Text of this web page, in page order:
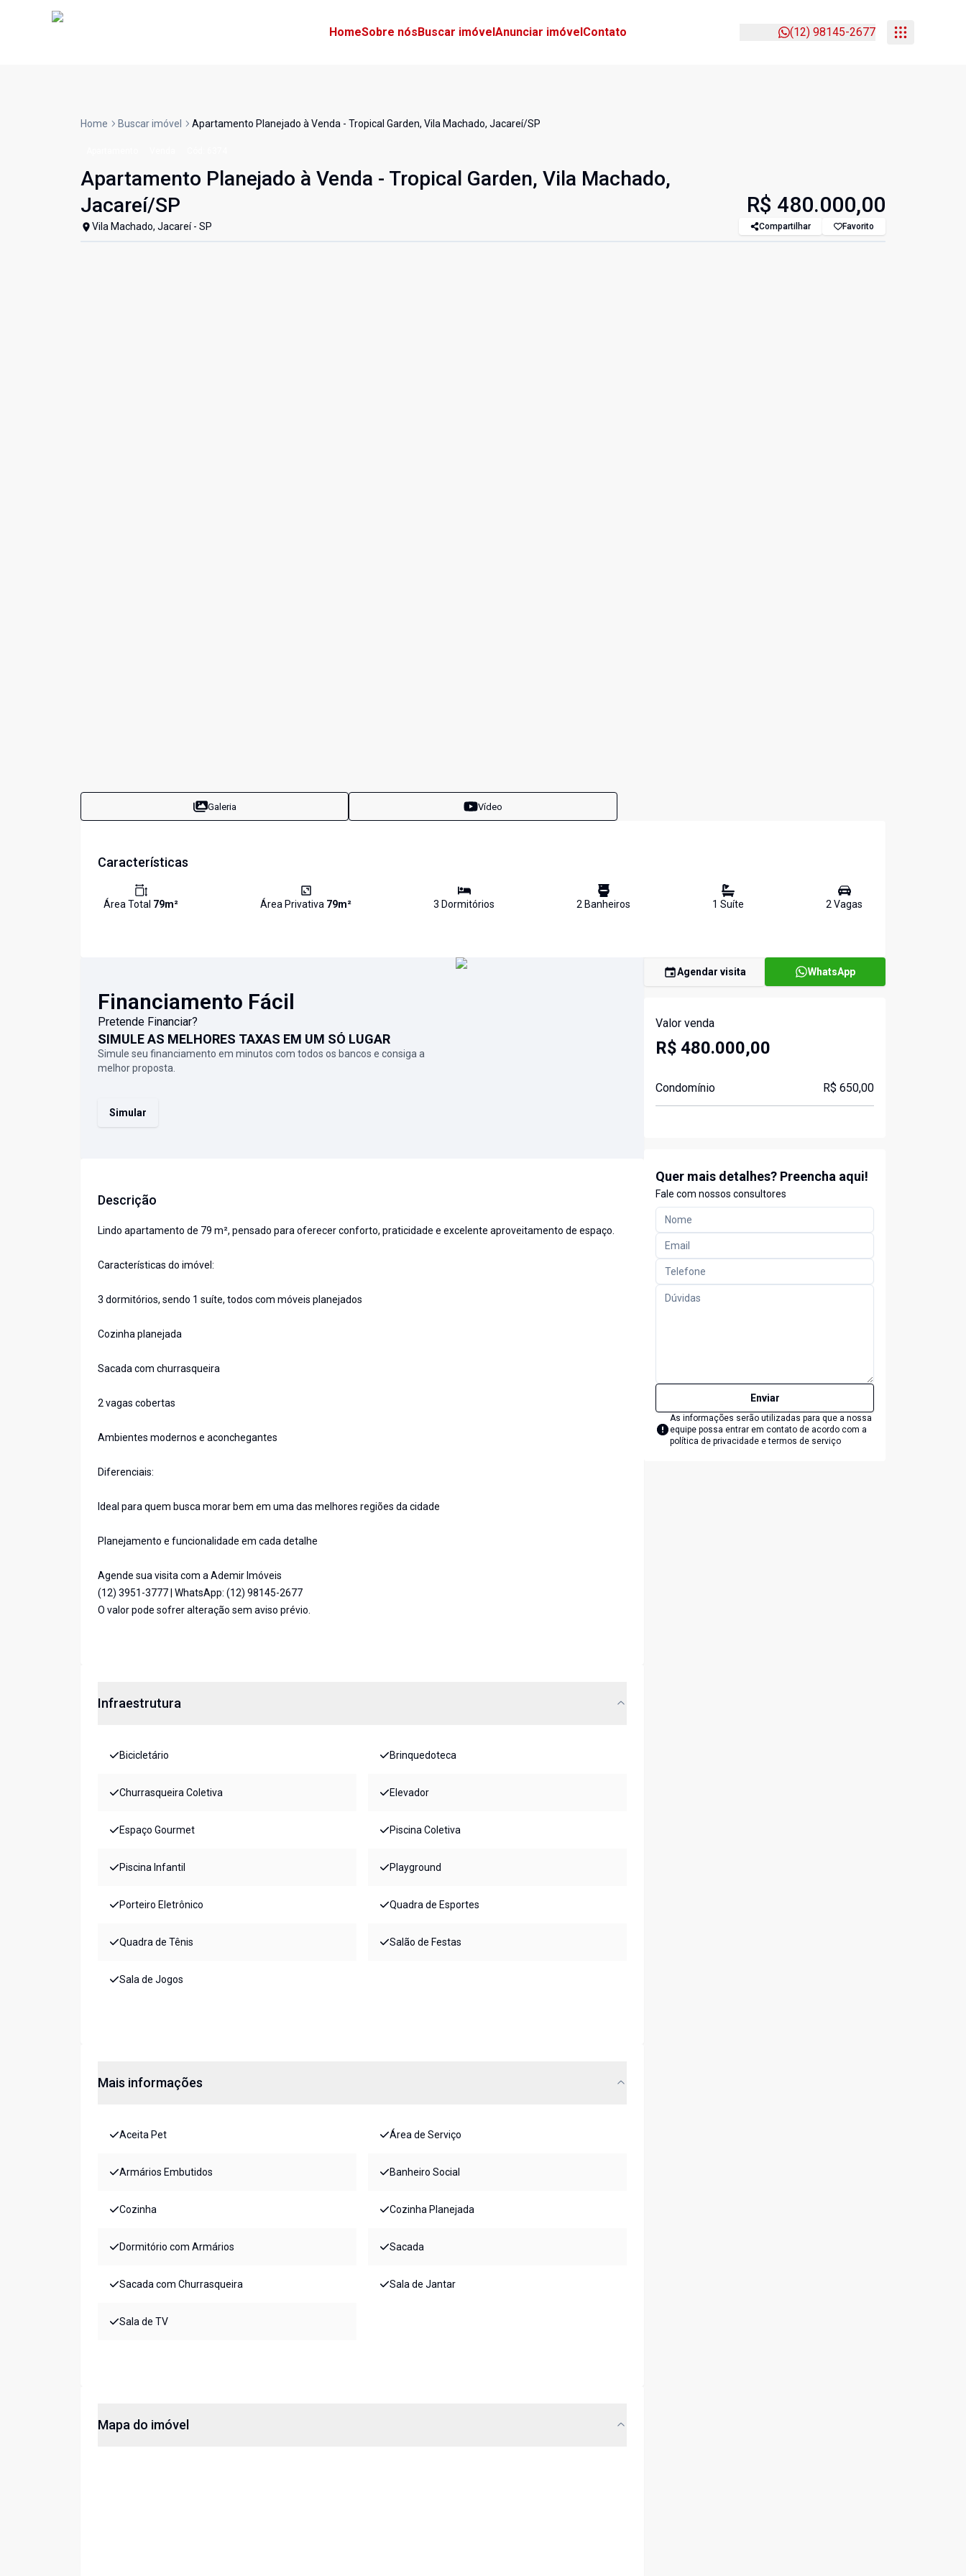
HomeSobre nósBuscar imóvelAnunciar imóvelContato (12) 98145-2677
Home Buscar imóvel Apartamento Planejado à Venda - Tropical Garden, Vila Machado, Jacareí/SP
Apartamento Planejado à Venda - Tropical Garden, Vila Machado,
Jacareí/SP
Vila Machado, Jacareí - SP
R$ 480.000,00
Compartilhar Favorito
Galeria Vídeo
Características
Área Total 79m² Área Privativa 79m² 3 Dormitórios 2 Banheiros 1 Suíte 2Vagas
Financiamento Fácil
Pretende Financiar?
SIMULE AS MELHORES TAXAS EM UM SÓ LUGAR
Simule seu financiamento em minutos com todos os bancos e consiga a
melhor proposta.
Simular
Descrição
Lindo apartamento de 79 m², pensado para oferecer conforto, praticidade e excelente aproveitamento de espaço.
Características do imóvel:
3 dormitórios, sendo 1 suíte, todos com móveis planejados
Cozinha planejada
Sacada com churrasqueira
2 vagas cobertas
Ambientes modernos e aconchegantes
Diferenciais:
Ideal para quem busca morar bem em uma das melhores regiões da cidade
Planejamento e funcionalidade em cada detalhe
Agende sua visita com a Ademir Imóveis
(12) 3951-3777 | WhatsApp: (12) 98145-2677
O valor pode sofrer alteração sem aviso prévio.
Infraestrutura
Bicicletário Brinquedoteca
Churrasqueira Coletiva Elevador
Espaço Gourmet Piscina Coletiva
Piscina Infantil Playground
Porteiro Eletrônico Quadra de Esportes
Quadra de Tênis Salão de Festas
Sala de Jogos
Mais informações
Aceita Pet Área de Serviço
Armários Embutidos Banheiro Social
Cozinha Cozinha Planejada
Dormitório com Armários Sacada
Sacada com Churrasqueira Sala de Jantar
Sala de TV
Mapa do imóvel
Agendar visita WhatsApp
Valor venda
R$ 480.000,00
Condomínio R$ 650,00
Quer mais detalhes? Preencha aqui!
Fale com nossos consultores
Enviar
As informações serão utilizadas para que a nossa
equipe possa entrar em contato de acordo com a
política de privacidade e termos de serviço